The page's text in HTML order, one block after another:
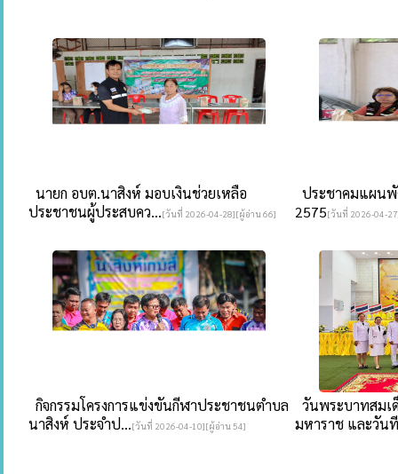
นายก อบต.นาสิงห์ มอบเงินช่วยเหลือ
ประชาชนผู้ประสบคว...[วันที่ 2026-04-28][ผู้อ่าน 66]
ประชาคมแผน
2575[วันที่ 2026-04-
กิจกรรมโครงการแข่งขันกีฬาประชาชนตำบล
นาสิงห์ ประจำป...[วันที่ 2026-04-10][ผู้อ่าน 54]
วันพระบาทสมเ
มหาราช และวัน